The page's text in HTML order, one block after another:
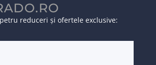
reduceri și ofertele exclusive: